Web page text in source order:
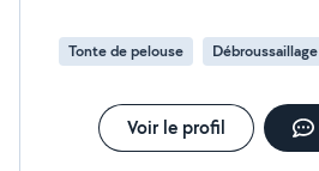
Tonte de pelouse
Voir le profil